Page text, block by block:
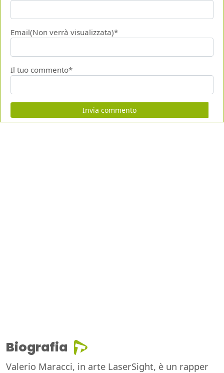
Email(Non verrà visualizzata)*
Il tuo commento*
Invia commento
Biografia
Valerio Maracci, in arte LaserSight, è un rapper